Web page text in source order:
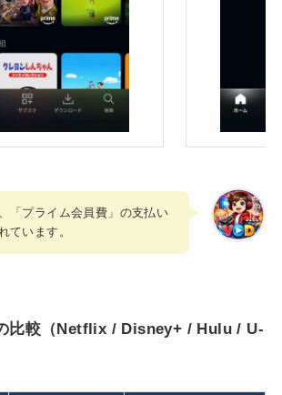
「プライム会員費」の支払い
ています。
比較（Netflix / Disney+ / Hulu / U-